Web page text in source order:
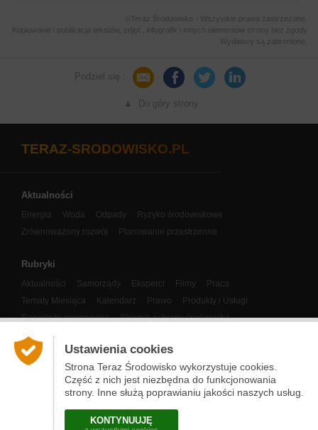
Ustawienia cookies
Strona Teraz Środowisko wykorzystuje cookies.
Część z nich jest niezbędna do funkcjonowania
strony. Inne służą poprawianiu jakości naszych usług.
KONTYNUUJĘ
©Teraz Środowisko - Wszystkie prawa zastrzeżone.
Kopiowanie i publikacja tekstów, zdjęć, infografik i innych elementów strony bez zgody
Wydawcy są zabronione.
Podziel się :
▲ Do góry strony
TERAZ-SRODOWISKO.PL
Aktualności
Energia Woda Odpady
Ryzyko środowiskowe
Zrównoważony rozwój
Planowanie przestrzenne
Rubryki
Aktualności Samorządy Eksperci Filmy
Praca
Tematy Miesiąca
Kalendarz Prawo
Produkty i Usługi
Reportaże promocyjne
Słownik ochrony środowiska
Panorama Klastrów Energii
Nasze publikacje
Narzędzia
O nas i kontakt
Regulamin
Actu-Environnement.com